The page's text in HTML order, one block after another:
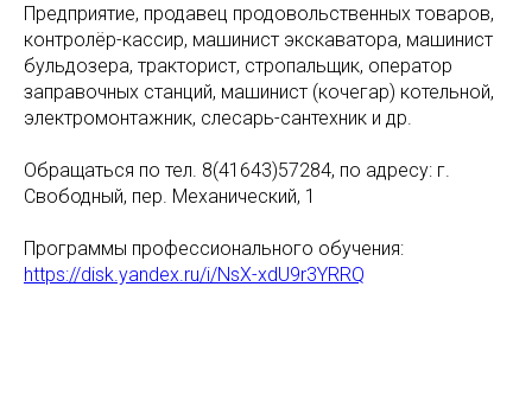
Предприятие, продавец продовольственных товаров,
контролёр-кассир, машинист экскаватора, машинист
бульдозера, тракторист, стропальщик, оператор
заправочных станций, машинист (кочегар) котельной,
электромонтажник, слесарь-сантехник и др.
Обращаться по тел. 8(41643)57284, по адресу: г.
Свободный, пер. Механический, 1
Программы профессионального обучения:
https://disk.yandex.ru/i/NsX-xdU9r3YRRQ